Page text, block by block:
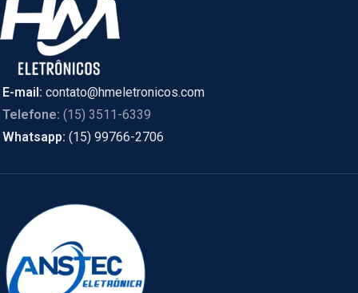
E-mail: contato@hmeletronicos.com
Telefone: (15) 3511-6339
Whatsapp: (15) 99766-2706